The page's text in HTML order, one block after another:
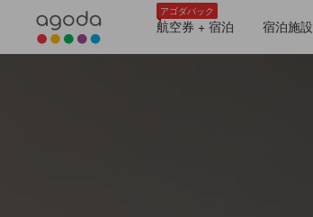
アゴダパック
航空券 + 宿泊 宿泊施設